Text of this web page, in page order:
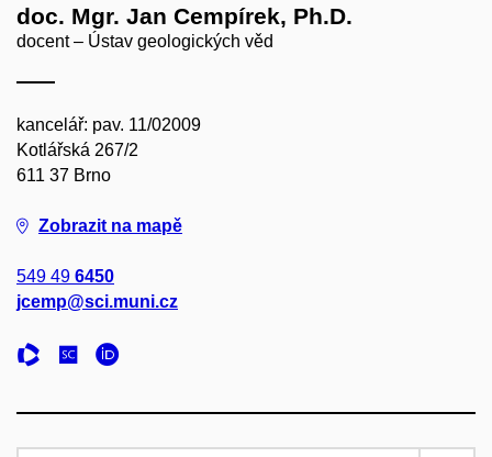
doc. Mgr. Jan Cempírek, Ph.D.
docent – Ústav geologických věd
kancelář: pav. 11/02009
Kotlářská 267/2
611 37 Brno
Zobrazit na mapě
549 49 6450
jcemp@sci.muni.cz